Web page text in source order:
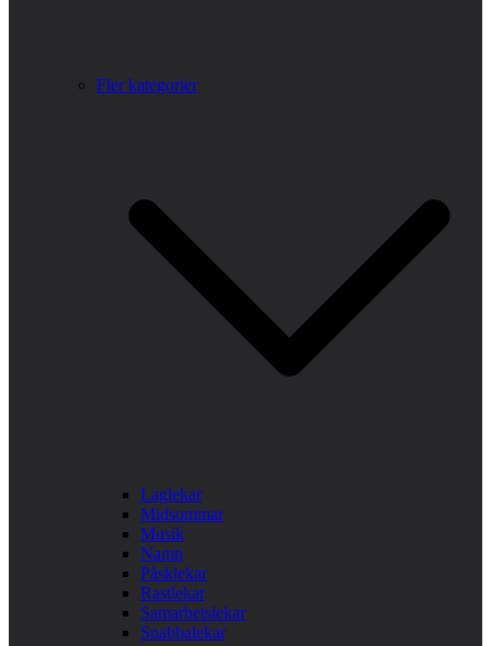
Fler kategorier
Laglekar
Midsommar
Musik
Namn
Påsklekar
Rastlekar
Samarbetslekar
Snabbalekar